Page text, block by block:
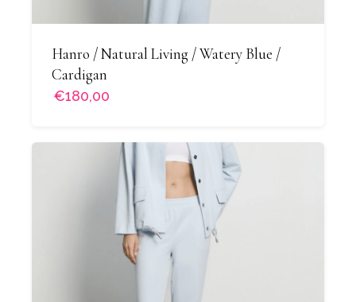
Hanro / Natural Living / Watery Blue /
Cardigan
€180,00